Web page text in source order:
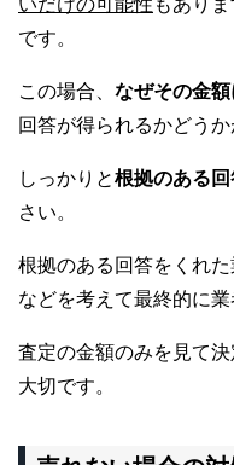
です。
この場合、 なぜその金
回答が得られるかどうか
しっかりと根拠のある回
さい。
根拠のある回答をくれ
などを考えて最終的に業
査定の金額のみを見て
大切です。